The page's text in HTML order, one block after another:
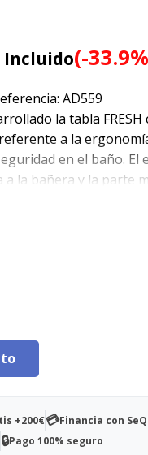
Incluido(-
AD559
la tabla FRESH
a la
en el baño. El
la bañera y la parte
la seguridad del
+200€💳Financia con
🔒Pago 100% seguro